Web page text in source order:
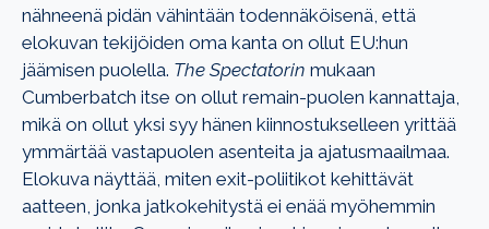
nähneenä pidän vähintään todennäköisenä, että
elokuvan tekijöiden oma kanta on ollut EU:hun
jäämisen puolella. The Spectatorin mukaan
Cumberbatch itse on ollut remain-puolen kannattaja,
mikä on ollut yksi syy hänen kiinnostukselleen yrittää
ymmärtää vastapuolen asenteita ja ajatusmaailmaa.
Elokuva näyttää, miten exit-poliitikot kehittävät
aatteen, jonka jatkokehitystä ei enää myöhemmin